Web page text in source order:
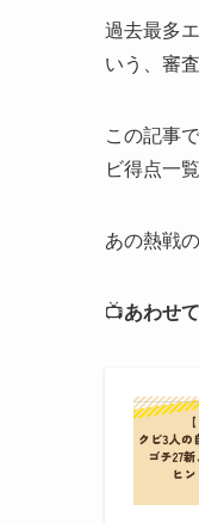
過去最多
いう、審
この記事
ビ得点一
あの熱戦
📺あわせ